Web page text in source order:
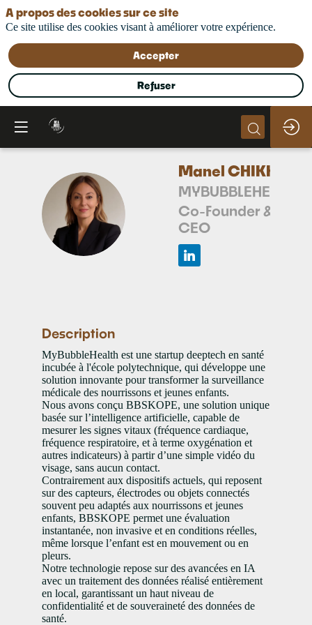
MC
ManelCHIKH
MYBUBBLEHEALTH
Co-Founder &
CEO
Description
MyBubbleHealth est une startup deeptech en santé
incubée à l'école polytechnique, qui développe une
solution innovante pour transformer la surveillance
médicale des nourrissons et jeunes enfants.
Nous avons conçu BBSKOPE, une solution unique
basée sur l’intelligence artificielle, capable de
mesurer les signes vitaux (fréquence cardiaque,
fréquence respiratoire, et à terme oxygénation et
autres indicateurs) à partir d’une simple vidéo du
visage, sans aucun contact.
Contrairement aux dispositifs actuels, qui reposent
sur des capteurs, électrodes ou objets connectés
souvent peu adaptés aux nourrissons et jeunes
enfants, BBSKOPE permet une évaluation
instantanée, non invasive et en conditions réelles,
même lorsque l’enfant est en mouvement ou en
pleurs.
Notre technologie repose sur des avancées en IA
avec un traitement des données réalisé entièrement
en local, garantissant un haut niveau de
confidentialité et de souveraineté des données de
santé.
A propos des cookies sur ce site
Ce site utilise des cookies visant à améliorer votre expérience.
Accepter
Refuser